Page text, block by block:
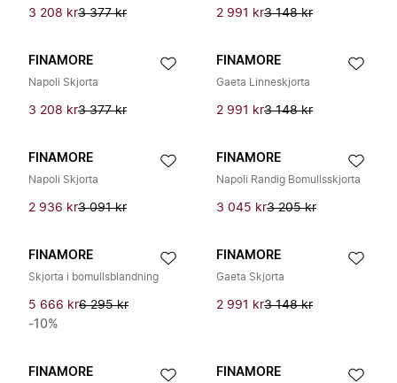
3 208 kr3 377 kr 2 991 kr3 148 kr
FINAMORE
Napoli Skjorta
3 208 kr3 377 kr
FINAMORE
Gaeta Linneskjorta
2 991 kr3 148 kr
FINAMORE
Napoli Skjorta
2 936 kr3 091 kr
FINAMORE
Napoli Randig Bomullsskjorta
3 045 kr3 205 kr
FINAMORE
Skjorta i bomullsblandning
5 666 kr6 295 kr
-10%
FINAMORE
Gaeta Skjorta
2 991 kr3 148 kr
FINAMORE FINAMORE